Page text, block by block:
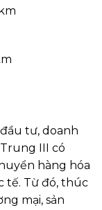
tư, doanh
III có
hàng hóa
tế. Từ đó, thúc
mại, sản